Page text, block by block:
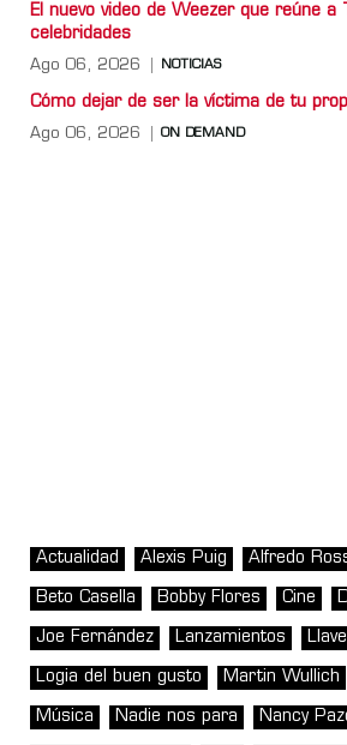
El nuevo video de Weezer que reúne a
celebridades
Ago 06, 2026 NOTICIAS
Cómo dejar de ser la víctima de tu
Ago 06, 2026 ON DEMAND
Actualidad Alexis Puig Alfredo
Beto Casella Bobby Flores Cine
Joe Fernández Lanzamientos
Logia del buen gusto Martin Wullich
Música Nadie nos para Nancy